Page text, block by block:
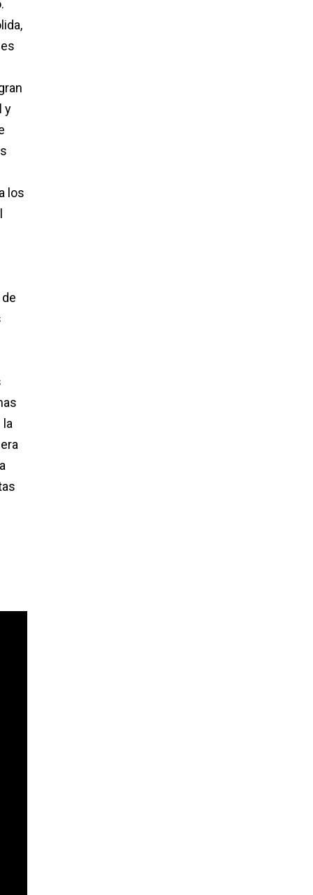
y
los
la